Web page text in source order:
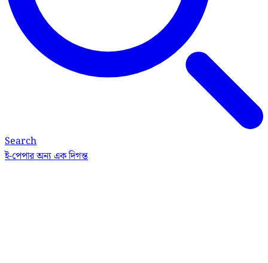
Search
ই-পেপারঅন্য এক দিগন্ত